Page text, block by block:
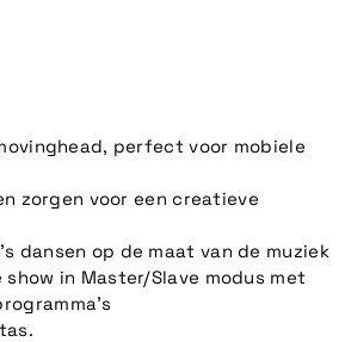
perfect voor mobiele
zorgen voor een creatieve
dansen op de maat van de muziek
in Master/Slave modus met